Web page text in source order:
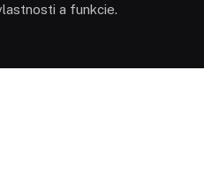
a funkcie.